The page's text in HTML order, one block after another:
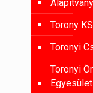
Alapítvány
Torony
Toronyi
Toronyi
Egyesület